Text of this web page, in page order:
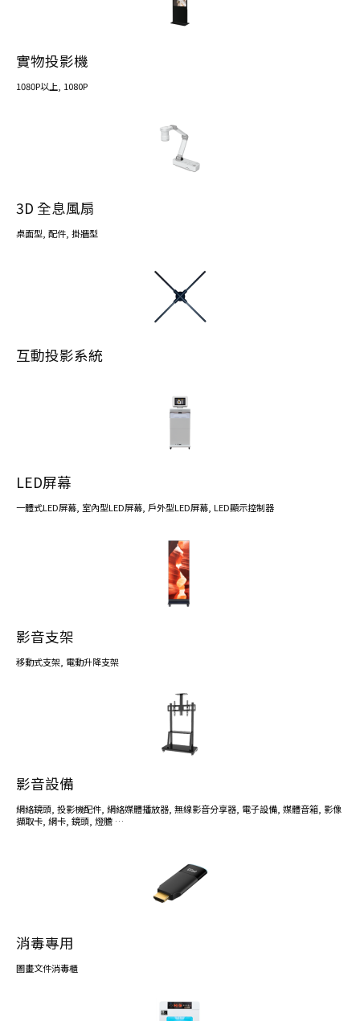
實物投影機
1080P以上, 1080P
3D 全息風扇
桌面型, 配件, 掛牆型
互動投影系統
LED屏幕
一體式LED屏幕, 室內型LED屏幕, 戶外型LED屏幕, LED顯示控制器
影音支架
移動式支架, 電動升降支架
影音設備
網絡鏡頭, 投影機配件, 網絡媒體播放器, 無線影音分享器, 電子設備, 媒體音箱, 影像
擷取卡, 網卡, 鏡頭, 燈膽 …
消毒專用
圖畫文件消毒櫃